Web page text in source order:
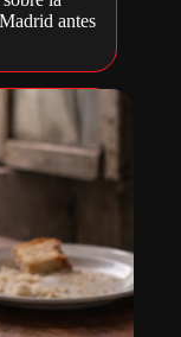
antes